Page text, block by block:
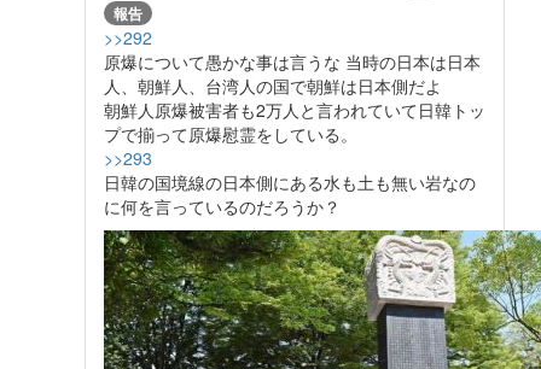
報告
>>292
原爆について愚かな事は言うな 当時の日本は日本
人、朝鮮人、台湾人の国で朝鮮は日本側だよ
朝鮮人原爆被害者も2万人と言われていて日韓トッ
プで揃って原爆慰霊をしている。
>>293
日韓の国境線の日本側にある水も土も無い岩なの
に何を言っているのだろうか？